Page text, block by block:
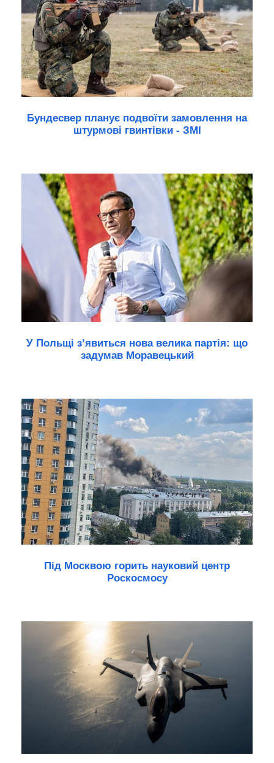
Бундесвер планує подвоїти замовлення на
штурмові гвинтівки - ЗМІ
У Польщі з’явиться нова велика партія: що
задумав Моравецький
Під Москвою горить науковий центр
Роскосмосу